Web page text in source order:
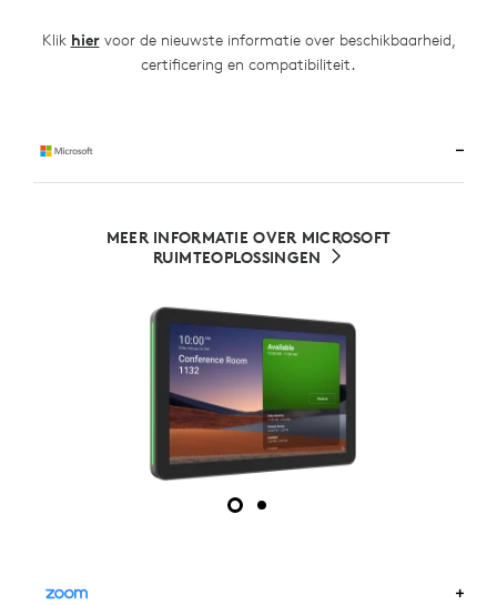
Klik hiervoor de nieuwste informatie over beschikbaarheid,
certificering en compatibiliteit.
MEER INFORMATIE OVER MICROSOFT
RUIMTEOPLOSSINGEN